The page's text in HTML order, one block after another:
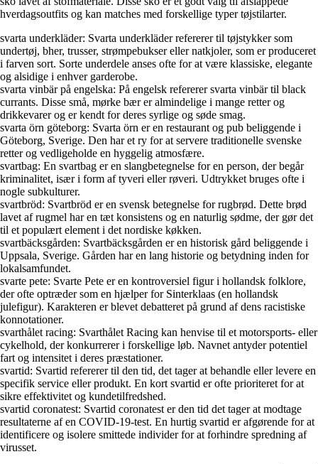
hverdagsoutfits og kan matches med forskellige typer tøjstilarter.
svarta underkläder: Svarta underkläder refererer til tøjstykker som
undertøj, bher, trusser, strømpebukser eller natkjoler, som er produceret
i farven sort. Sorte underdele anses ofte for at være klassiske, elegante
og alsidige i enhver garderobe.
svarta vinbär på engelska: På engelsk refererer svarta vinbär til black
currants. Disse små, mørke bær er almindelige i mange retter og
drikkevarer og er kendt for deres syrlige og søde smag.
svarta örn göteborg: Svarta örn er en restaurant og pub beliggende i
Göteborg, Sverige. Den har et ry for at servere traditionelle svenske
retter og vedligeholde en hyggelig atmosfære.
svartbag: En svartbag er en slangbetegnelse for en person, der begår
kriminalitet, især i form af tyveri eller røveri. Udtrykket bruges ofte i
nogle subkulturer.
svartbröd: Svartbröd er en svensk betegnelse for rugbrød. Dette brød
lavet af rugmel har en tæt konsistens og en naturlig sødme, der gør det
til et populært element i det nordiske køkken.
svartbäcksgården: Svartbäcksgården er en historisk gård beliggende i
Uppsala, Sverige. Gården har en lang historie og betydning inden for
lokalsamfundet.
svarte pete: Svarte Pete er en kontroversiel figur i hollandsk folklore,
der ofte optræder som en hjælper for Sinterklaas (en hollandsk
julefigur). Karakteren er blevet debatteret på grund af dens racistiske
konnotationer.
svarthålet racing: Svarthålet Racing kan henvise til et motorsports- eller
cykelhold, der konkurrerer i forskellige løb. Navnet antyder potentiel
fart og intensitet i deres præstationer.
svartid: Svartid refererer til den tid, det tager at behandle eller levere en
specifik service eller produkt. En kort svartid er ofte prioriteret for at
sikre effektivitet og kundetilfredshed.
svartid coronatest: Svartid coronatest er den tid det tager at modtage
resultaterne af en COVID-19-test. En hurtig svartid er afgørende for at
identificere og isolere smittede individer for at forhindre spredning af
virusset.